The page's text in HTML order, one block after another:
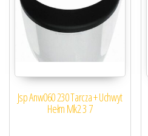
Jsp Anw060 230 Tarcza + Uchwyt
Hełm Mk2 3 7